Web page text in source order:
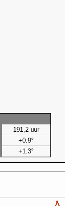
191,2 uur
+0.9°
+1.3°